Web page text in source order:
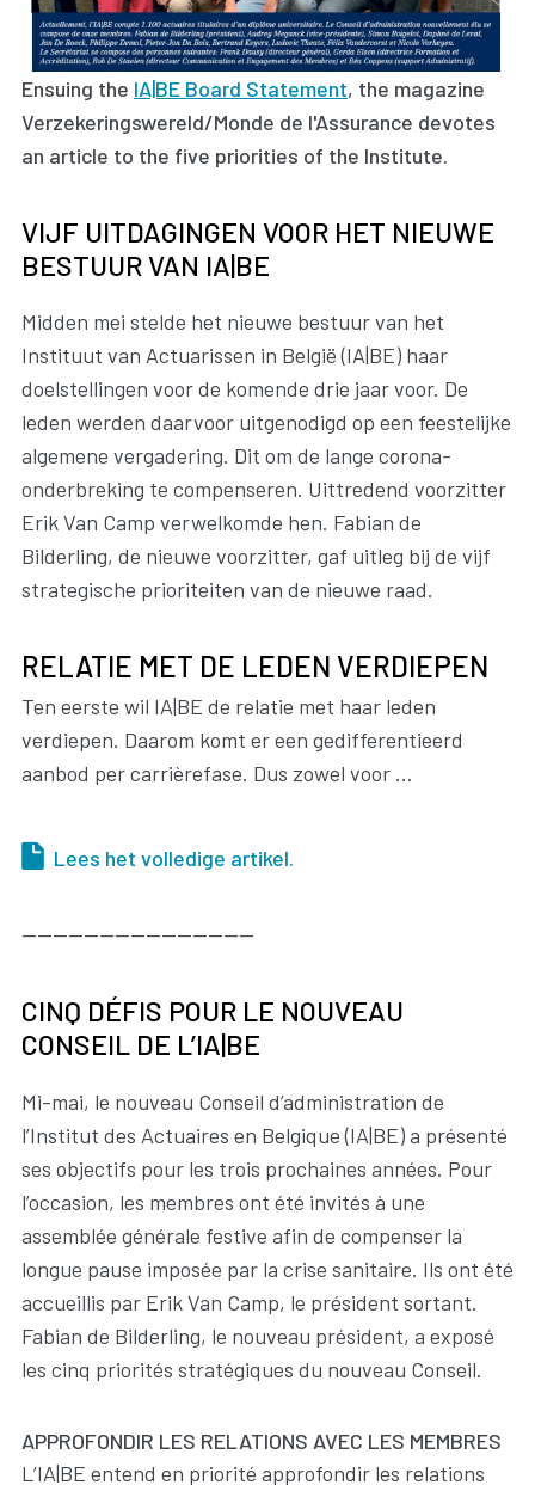
Ensuing the IA|BE Board Statement, the magazine
Verzekeringswereld/Monde de l'Assurance devotes
an article to the five priorities of the Institute.
VIJF UITDAGINGEN VOOR HET NIEUWE
BESTUUR VAN IA|BE
Midden mei stelde het nieuwe bestuur van het
Instituut van Actuarissen in België (IA|BE) haar
doelstellingen voor de komende drie jaar voor. De
leden werden daarvoor uitgenodigd op een feestelijke
algemene vergadering. Dit om de lange corona-
onderbreking te compenseren. Uittredend voorzitter
Erik Van Camp verwelkomde hen. Fabian de
Bilderling, de nieuwe voorzitter, gaf uitleg bij de vijf
strategische prioriteiten van de nieuwe raad.
RELATIE MET DE LEDEN VERDIEPEN
Ten eerste wil IA|BE de relatie met haar leden
verdiepen. Daarom komt er een gedifferentieerd
aanbod per carrièrefase. Dus zowel voor ...
Lees het volledige artikel.
------------------------------
CINQ DÉFIS POUR LE NOUVEAU
CONSEIL DE L’IA|BE
Mi-mai, le nouveau Conseil d’administration de
l’Institut des Actuaires en Belgique (IA|BE) a présenté
ses objectifs pour les trois prochaines années. Pour
l’occasion, les membres ont été invités à une
assemblée générale festive afin de compenser la
longue pause imposée par la crise sanitaire. Ils ont été
accueillis par Erik Van Camp, le président sortant.
Fabian de Bilderling, le nouveau président, a exposé
les cinq priorités stratégiques du nouveau Conseil.
APPROFONDIR LES RELATIONS AVEC LES MEMBRES
L’IA|BE entend en priorité approfondir les relations